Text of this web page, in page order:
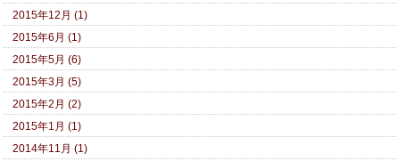
2015年12月 (1)
2015年6月 (1)
2015年5月 (6)
2015年3月 (5)
2015年2月 (2)
2015年1月 (1)
2014年11月 (1)